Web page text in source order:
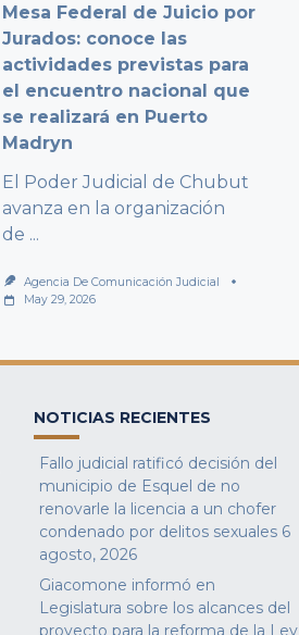
Mesa Federal de Juicio por
Jurados: conoce las
actividades previstas para
el encuentro nacional que
se realizará en Puerto
Madryn
El Poder Judicial de Chubut
avanza en la organización
de ...
Agencia De Comunicación Judicial
May 29, 2026
NOTICIAS RECIENTES
Fallo judicial ratificó decisión del
municipio de Esquel de no
renovarle la licencia a un chofer
condenado por delitos sexuales 6
agosto, 2026
Giacomone informó en
Legislatura sobre los alcances del